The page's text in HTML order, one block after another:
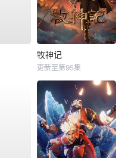
牧神记
更新至第95集